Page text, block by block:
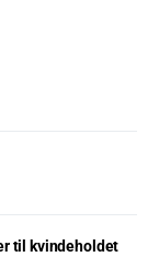
til kvindeholdet